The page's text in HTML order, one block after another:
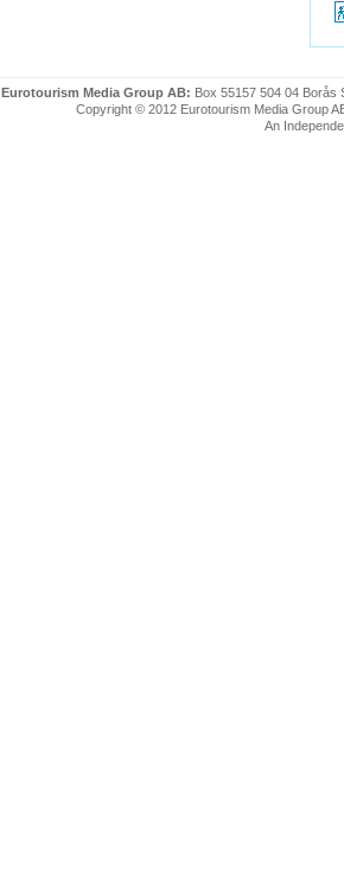
Eurotourism Media Group AB: Box 55157 504 04 Borås
Copyright © 2012 Eurotourism Media Group
An